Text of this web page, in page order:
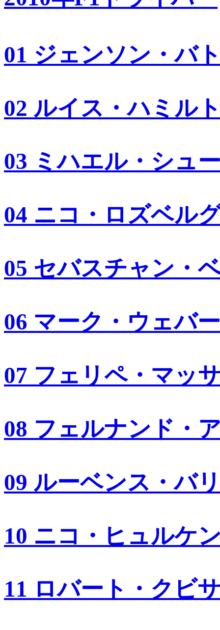
01 ジェンソン・バ
02 ルイス・ハミル
03 ミハエル・シュ
04 ニコ・ロズベル
05 セバスチャン・
06 マーク・ウェバー
07 フェリペ・マッ
08 フェルナンド・
09 ルーベンス・バ
10 ニコ・ヒュルケ
11 ロバート・クビ